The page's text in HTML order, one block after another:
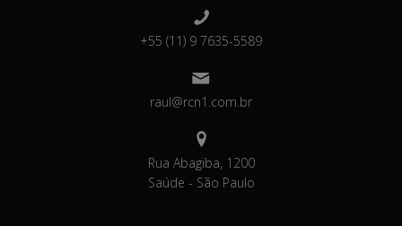
+55 (11) 9 7635-5589
raul@rcn1.com.br
Rua Abagiba, 1200
Saúde - São Paulo